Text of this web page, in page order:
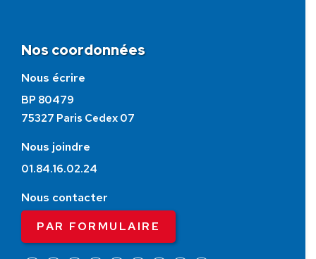
Nos coordonnées
Nous écrire
BP 80479
75327 Paris Cedex 07
Nous joindre
01.84.16.02.24
Nous contacter
PAR FORMULAIRE